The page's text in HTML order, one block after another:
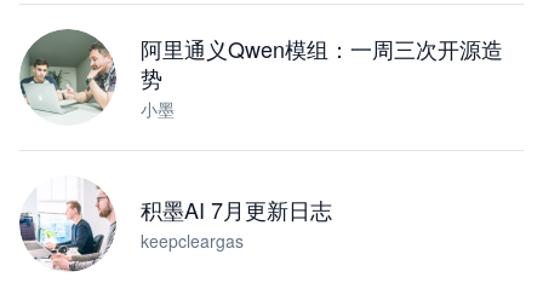
阿里通义Qwen模组：一周三次开源造
势
小墨
积墨AI 7月更新日志
keepcleargas